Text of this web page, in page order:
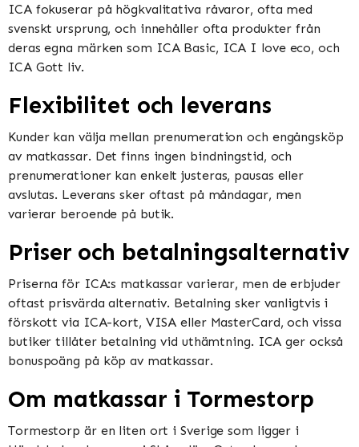
ICA fokuserar på högkvalitativa råvaror, ofta med
svenskt ursprung, och innehåller ofta produkter från
deras egna märken som ICA Basic, ICA I love eco, och
ICA Gott liv​​.
Flexibilitet och leverans
Kunder kan välja mellan prenumeration och engångsköp
av matkassar. Det finns ingen bindningstid, och
prenumerationer kan enkelt justeras, pausas eller
avslutas. Leverans sker oftast på måndagar, men
varierar beroende på butik​​​​.
Priser och betalningsalternativ
Priserna för ICA:s matkassar varierar, men de erbjuder
oftast prisvärda alternativ. Betalning sker vanligtvis i
förskott via ICA-kort, VISA eller MasterCard, och vissa
butiker tillåter betalning vid uthämtning. ICA ger också
bonuspoäng på köp av matkassar​​.
Om matkassar i Tormestorp
Tormestorp är en liten ort i Sverige som ligger i